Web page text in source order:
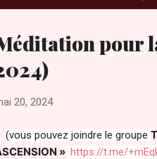
pour
20, 2024
(vous pouvez joindre le groupe
» https://t.me/